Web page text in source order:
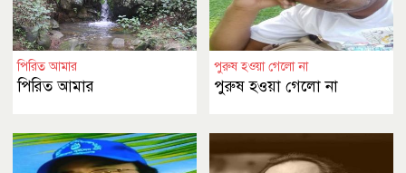
পিরিত আমার
পিরিত আমার
পুরুষ হওয়া গেলো না
পুরুষ হওয়া গেলো না